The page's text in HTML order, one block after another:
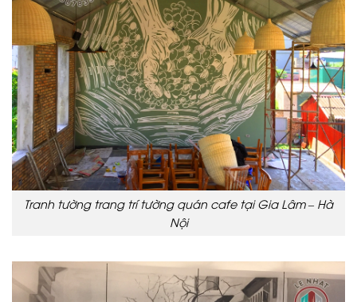
Tranh tường trang trí tường quán cafe tại Gia Lâm – Hà
Nội